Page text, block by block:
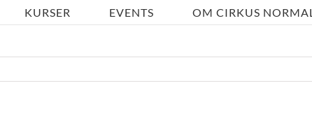
KURSER EVENTS OM CIRKUS NORMAL